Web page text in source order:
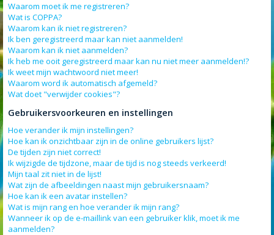
Waarom moet ik me registreren?
Wat is COPPA?
Waarom kan ik niet registreren?
Ik ben geregistreerd maar kan niet aanmelden!
Waarom kan ik niet aanmelden?
Ik heb me ooit geregistreerd maar kan nu niet meer aanmelden!?
Ik weet mijn wachtwoord niet meer!
Waarom word ik automatisch afgemeld?
Wat doet "verwijder cookies"?
Gebruikersvoorkeuren en instellingen
Hoe verander ik mijn instellingen?
Hoe kan ik onzichtbaar zijn in de online gebruikers lijst?
De tijden zijn niet correct!
Ik wijzigde de tijdzone, maar de tijd is nog steeds verkeerd!
Mijn taal zit niet in de lijst!
Wat zijn de afbeeldingen naast mijn gebruikersnaam?
Hoe kan ik een avatar instellen?
Wat is mijn rang en hoe verander ik mijn rang?
Wanneer ik op de e-maillink van een gebruiker klik, moet ik me
aanmelden?